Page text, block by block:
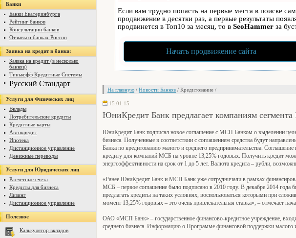
Банки
Банки Екатеринбурга
Рейтинг банков
Консультации банков
Отзывы о банках России
Заявка на кредит в банки:
Заявка на кредит (в несколько
банков)
Тинькофф Кредитные Системы
Русский Стандарт
Услуги для Физических лиц
Вклады
Потребительские кредиты
Кредитные карты
Автокредит
Ипотека
Дистанционное управление
Денежные переводы
Услуги для Юридических лиц
Расчетные счета
Кредиты для бизнеса
Лизинг
Дистанционное управление
Полезное
Калькулятор вкладов
Если вам трудно попасть на первые места в поиске
продвижение в десятки раз, а первые результаты
продвинется в Топ10 за месяц, то в SeoHammer за
Начать продвижение сайта
На главную / Новости Банков / Кредитование /
15.01.15
ЮниКредит Банк предлагает компаниям
ЮниКредит Банк подписал новое соглашение с МСП Банком о выделении
бизнеса. Полученные в соответствии с соглашением средства будут
Банка по кредитованию малого и среднего предпринимательства.
кредиту для компаний МСБ на уровне 13,25% годовых. Получить кредит
энергоэффективности на срок от 1 до 5 лет. Валюта кредита – рубли,
«Ранее ЮниКредит Банк и МСП Банк уже сотрудничали в рамках
МСБ – первое соглашение было подписано в 2010 году. В декабре 2014 года
предлагать кредиты на таких условиях, воспользоваться которыми при
момент 13,25% годовых – это очень привлекательная ставка», – отмечает
ОАО «МСП Банк» – государственное финансово-кредитное учреждение,
среднего бизнеса. Информацию о Программе финансовой поддержки